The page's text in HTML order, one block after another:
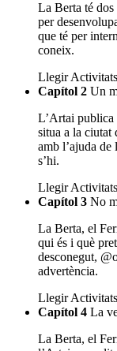
La Berta té dos
per
que té per
coneix.
Llegir Activitats
Capítol 2 Un
L’Artai publica
situa a la ciutat
amb l’ajuda
s’hi.
Llegir Activitats
Capítol 3 No
La Berta, el
qui és i què
desconegut,
advertència.
Llegir Activitats
Capítol 4 La
La Berta, el